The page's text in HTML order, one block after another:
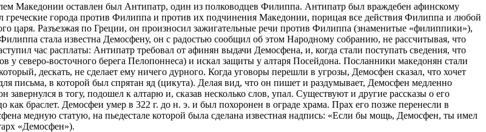
Македонии оставлен был Антипатр, один из полководцев Филиппа. Антипатр был враждебен афинскому
греческие города против Филиппа и против их подчинения Македонии, порицая все действия Филиппа и любой
царя. Разъезжая по Греции, он произносил зажигательные речи против Филиппа (знаменитые «филиппики»),
стала известна Демосфену, он с радостью сообщил об этом Народному собранию, не рассчитывая, что
час расплаты: Антипатр требовал от афинян выдачи Демосфена, и, когда стали поступать сведения, что
северо-восточного берега Пелопоннеса) и искал защиты у алтаря Посейдона. Посланники македонян стали
дескать, не сделает ему ничего дурного. Когда уговоры перешли в угрозы, Демосфен сказал, что хочет
письма, в которой был спрятан яд (цикута). Делая вид, что он пишет и раздумывает, Демосфен медленно
завернулся в тогу, подошел к алтарю и, сказав несколько слов, упал. Существуют и другие рассказы о его
браслет. Демосфеи умер в 322 г. до н. э. и был похоронен в ограде храма. Прах его позже перенесли в
медную статую, на пьедестале которой была сделана известная надпись: «Если бы мощь, Демосфен, ты имел
«Демосфен»).